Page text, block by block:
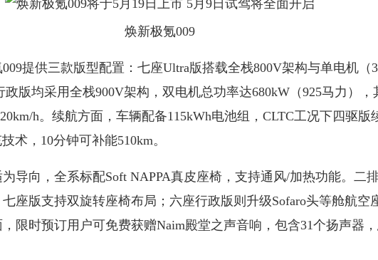
焕新极氪009
提供三款版型配置：七座Ultra版搭载全栈800V架构与单电机（
版均采用全栈900V架构，双电机总功率达680kW（925马力）
h。续航方面，车辆配备115kWh电池组，CLTC工况下四驱版
术，10分钟可补能510km。
向，全系标配Soft NAPPA真皮座椅，支持通风/加热功能。二
座版支持双旋转座椅布局；六座行政版则升级Sofaro头等舱航空
限时预订用户可免费获赠Naim殿堂之声音响，包含31个扬声器